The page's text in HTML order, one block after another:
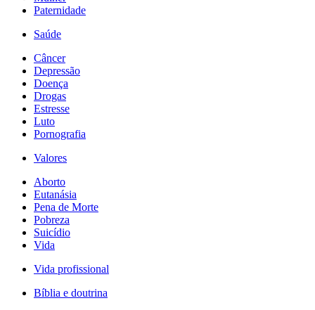
Paternidade
Saúde
Câncer
Depressão
Doença
Drogas
Estresse
Luto
Pornografia
Valores
Aborto
Eutanásia
Pena de Morte
Pobreza
Suicídio
Vida
Vida profissional
Bíblia e doutrina